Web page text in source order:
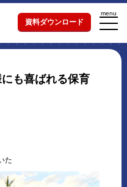
資料ダウンロード
menu
も喜ばれる保育
た